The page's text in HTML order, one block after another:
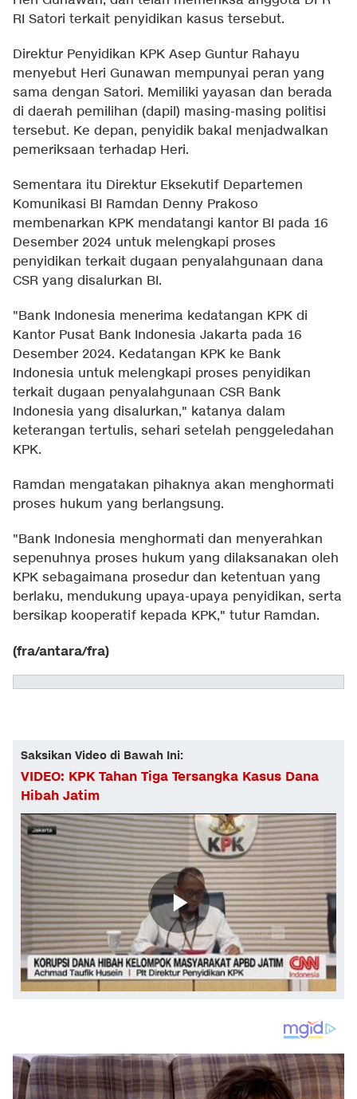
RI Satori terkait penyidikan kasus tersebut.
Direktur Penyidikan KPK Asep Guntur Rahayu
menyebut Heri Gunawan mempunyai peran yang
sama dengan Satori. Memiliki yayasan dan berada
di daerah pemilihan (dapil) masing-masing politisi
tersebut. Ke depan, penyidik bakal menjadwalkan
pemeriksaan terhadap Heri.
Sementara itu Direktur Eksekutif Departemen
Komunikasi BI Ramdan Denny Prakoso
membenarkan KPK mendatangi kantor BI pada 16
Desember 2024 untuk melengkapi proses
penyidikan terkait dugaan penyalahgunaan dana
CSR yang disalurkan BI.
"Bank Indonesia menerima kedatangan KPK di
Kantor Pusat Bank Indonesia Jakarta pada 16
Desember 2024. Kedatangan KPK ke Bank
Indonesia untuk melengkapi proses penyidikan
terkait dugaan penyalahgunaan CSR Bank
Indonesia yang disalurkan," katanya dalam
keterangan tertulis, sehari setelah penggeledahan
KPK.
Ramdan mengatakan pihaknya akan menghormati
proses hukum yang berlangsung.
"Bank Indonesia menghormati dan menyerahkan
sepenuhnya proses hukum yang dilaksanakan oleh
KPK sebagaimana prosedur dan ketentuan yang
berlaku, mendukung upaya-upaya penyidikan, serta
bersikap kooperatif kepada KPK," tutur Ramdan.
(fra/antara/fra)
Saksikan Video di Bawah Ini:
VIDEO: KPK Tahan Tiga Tersangka Kasus Dana
Hibah Jatim